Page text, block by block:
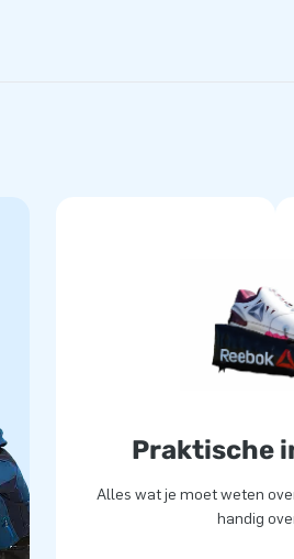
Praktische
Alles wat je moet weten
handig